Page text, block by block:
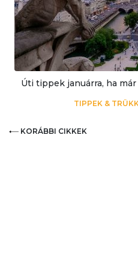
Úti tippek januárra, ha
TIPPEK &
KORÁBBI CIKKEK